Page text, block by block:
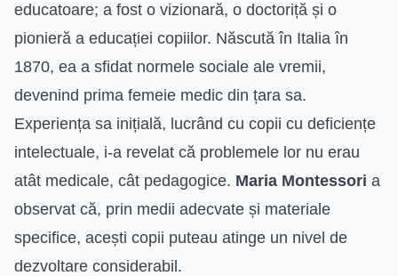
educatoare; a fost o vizionară, o doctoriță și o
pionieră a educației copiilor. Născută în Italia în
1870, ea a sfidat normele sociale ale vremii,
devenind prima femeie medic din țara sa.
Experiența sa inițială, lucrând cu copii cu deficiențe
intelectuale, i-a revelat că problemele lor nu erau
atât medicale, cât pedagogice. Maria Montessori a
observat că, prin medii adecvate și materiale
specifice, acești copii puteau atinge un nivel de
dezvoltare considerabil.